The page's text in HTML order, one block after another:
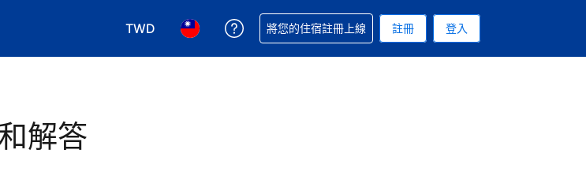
TWD
選擇您使用的幣別. 您現在所使用的幣別為新台幣
選擇您使用的語言. 您目前所選的語言是繁體中文
取得訂單相關協助
將您的住宿註冊上線 註冊 登入
解答